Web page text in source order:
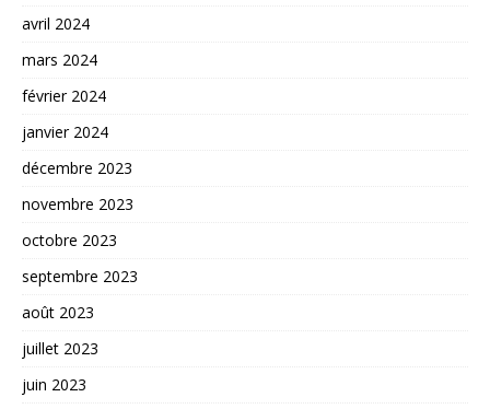
avril 2024
mars 2024
février 2024
janvier 2024
décembre 2023
novembre 2023
octobre 2023
septembre 2023
août 2023
juillet 2023
juin 2023